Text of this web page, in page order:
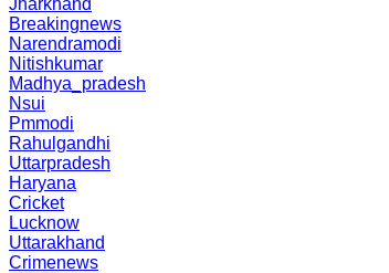
Jharkhand
Breakingnews
Narendramodi
Nitishkumar
Madhya_pradesh
Nsui
Pmmodi
Rahulgandhi
Uttarpradesh
Haryana
Cricket
Lucknow
Uttarakhand
Crimenews